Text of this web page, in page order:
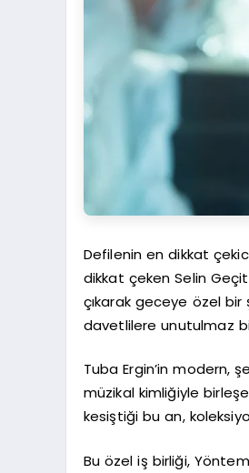
Defilenin en dikkat
dikkat çeken Selin
çıkarak geceye özel bir
davetlilere unutulmaz
Tuba Ergin’in modern,
müzikal kimliğiyle
kesiştiği bu an,
Bu özel iş birliği,